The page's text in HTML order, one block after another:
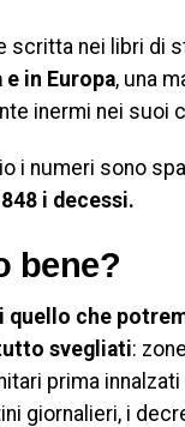
scritta nei libri di
in Europa, una
inermi nei suoi
i numeri sono
i decessi.
bene?
quello che
svegliati:
prima
giornalieri, i